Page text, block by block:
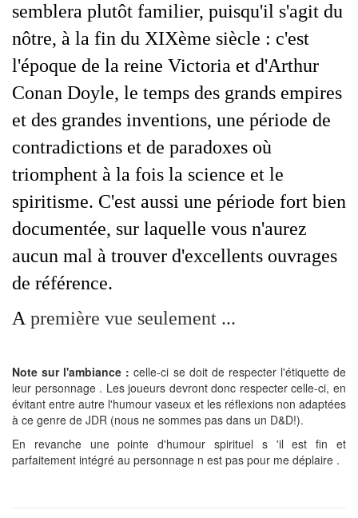
semblera plutôt familier, puisqu'il s'agit du
nôtre, à la fin du XIXème siècle : c'est
l'époque de la reine Victoria et d'Arthur
Conan Doyle, le temps des grands empires
et des grandes inventions, une période de
contradictions et de paradoxes où
triomphent à la fois la science et le
spiritisme. C'est aussi une période fort bien
documentée, sur laquelle vous n'aurez
aucun mal à trouver d'excellents ouvrages
de référence.
A première vue seulement ...
Note sur l'ambiance : celle-ci se doit de respecter l'étiquette de
leur personnage . Les joueurs devront donc respecter celle-ci, en
évitant entre autre l'humour vaseux et les réflexions non adaptées
à ce genre de JDR (nous ne sommes pas dans un D&D!).
En revanche une pointe d'humour spirituel s 'il est fin et
parfaitement intégré au personnage n est pas pour me déplaire .